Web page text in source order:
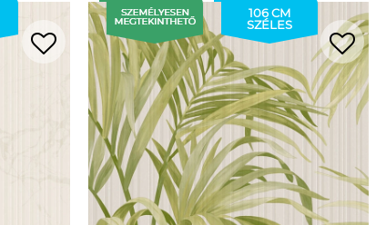
106 CM
SZÉLES